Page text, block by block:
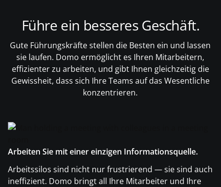
Führe ein besseres Geschäft.
Gute Führungskräfte stellen die Besten ein und lassen
sie laufen. Domo ermöglicht es Ihren Mitarbeitern,
effizienter zu arbeiten, und gibt Ihnen gleichzeitig die
Gewissheit, dass sich Ihre Teams auf das Wesentliche
konzentrieren.
Arbeiten Sie mit einer einzigen Informationsquelle.
Arbeitssilos sind nicht nur frustrierend — sie sind auch
ineffizient. Domo bringt all Ihre Mitarbeiter und Ihre